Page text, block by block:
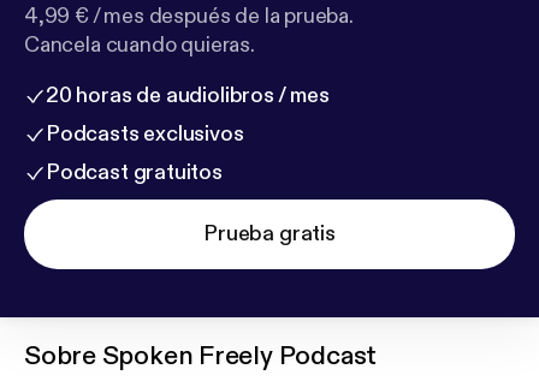
4,99 € / mes después de la prueba.
Cancela cuando quieras.
20 horas de audiolibros / mes
Podcasts exclusivos
Podcast gratuitos
Prueba gratis
Sobre Spoken Freely Podcast